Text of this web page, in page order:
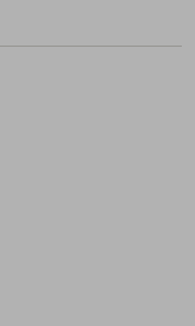
avez fait faire